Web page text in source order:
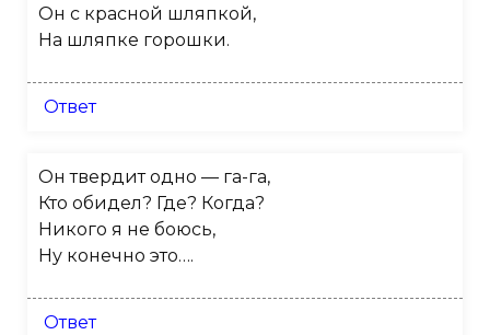
Он с красной шляпкой,
На шляпке горошки.
Ответ
Он твердит одно — га-га,
Кто обидел? Где? Когда?
Никого я не боюсь,
Ну конечно это….
Ответ